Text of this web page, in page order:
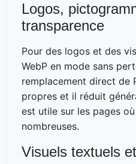
Logos,
transparence
Pour des logos et des
WebP en mode sans
remplacement direct de
propres et il réduit
est utile sur les pages
nombreuses.
Visuels textuels